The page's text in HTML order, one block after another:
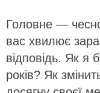
Головне —
вас хвилює
відповідь. Як я
років? Як